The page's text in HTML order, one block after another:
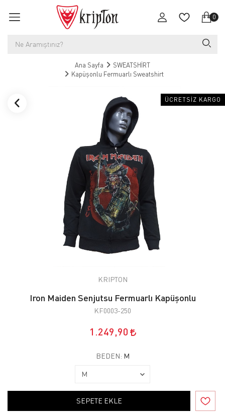
0
Ana Sayfa
SWEATSHİRT
Kapüşonlu Fermuarlı Sweatshirt
ÜCRETSIZ KARGO
KRIPTON
Iron Maiden Senjutsu Fermuarlı Kapüşonlu
KF0003-250
1.249,90
BEDEN: M
SEPETE EKLE